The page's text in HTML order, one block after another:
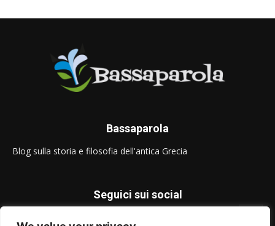
Bassaparola
Blog sulla storia e filosofia dell'antica Grecia
Seguici sui social